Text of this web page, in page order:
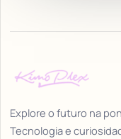
Explore o futuro na
Tecnologia e